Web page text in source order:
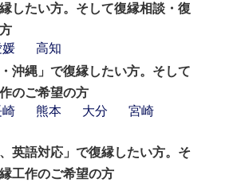
したい方。そして復縁相談・復
媛
高知
沖縄」で復縁したい方。そして
のご希望の方
崎 熊本 大分
宮崎
英語対応」で復縁したい方。そ
工作のご希望の方